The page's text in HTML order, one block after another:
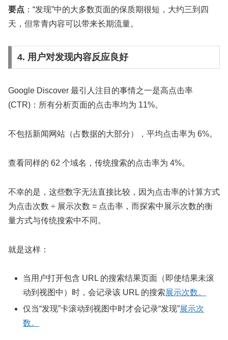
要点 ：“发现”中的大多数页面的保质期很短，大约三到四
天，但常青内容可以带来长期流量。
4. 用户对发现内容反应良好
Google Discover 最引人注目的事情之一是高点击率
(CTR)：所有分析页面的点击率均为 11%。
不包括新闻网站（占数据的大部分），平均点击率为 6%。
查看同样的 62 个域名，传统搜索的点击率为 4%。
不幸的是，这些数字无法直接比较，因为点击率的计算方式
为点击次数 ÷ 展示次数 = 点击率，而探索中展示次数的衡
量方式与传统搜索中不同。
就是这样：
当用户打开包含 URL 的搜索结果页面（即使结果未滚
动到视图中）时，会记录该 URL 的搜索展示次数。
仅当“发现”卡滚动到视图中时才会记录“发现”展示次
数。